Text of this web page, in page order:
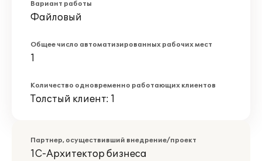
Вариант работы
Файловый
Общее число автоматизированных рабочих мест
1
Количество одновременно работающих клиентов
Толстый клиент: 1
Партнер, осуществивший внедрение/проект
1С-Архитектор бизнеса